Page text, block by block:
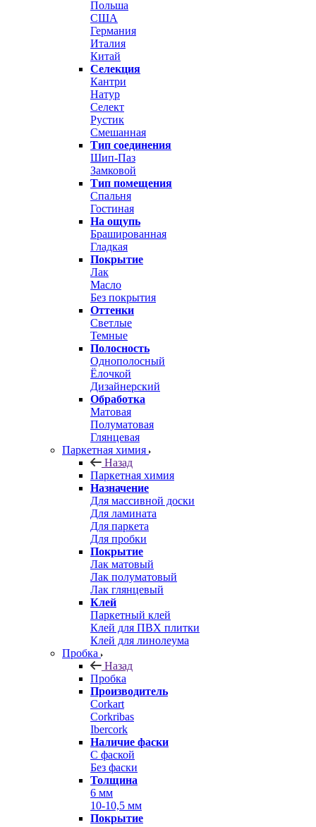
Польша
США
Германия
Италия
Китай
Селекция
Кантри
Натур
Селект
Рустик
Смешанная
Тип соединения
Шип-Паз
Замковой
Тип помещения
Спальня
Гостиная
На ощупь
Брашированная
Гладкая
Покрытие
Лак
Масло
Без покрытия
Оттенки
Светлые
Темные
Полосность
Однополосный
Ёлочкой
Дизайнерский
Обработка
Матовая
Полуматовая
Глянцевая
Паркетная химия
Назад
Паркетная химия
Назначение
Для массивной доски
Для ламината
Для паркета
Для пробки
Покрытие
Лак матовый
Лак полуматовый
Лак глянцевый
Клей
Паркетный клей
Клей для ПВХ плитки
Клей для линолеума
Пробка
Назад
Пробка
Производитель
Corkart
Corkribas
Ibercork
Наличие фаски
С фаской
Без фаски
Толщина
6 мм
10-10,5 мм
Покрытие